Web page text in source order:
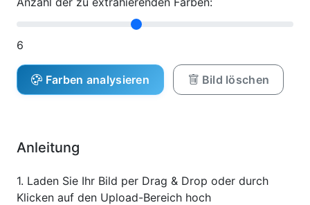
6
Farben analysieren Bild löschen
Anleitung
1. Laden Sie Ihr Bild per Drag & Drop oder durch
Klicken auf den Upload-Bereich hoch